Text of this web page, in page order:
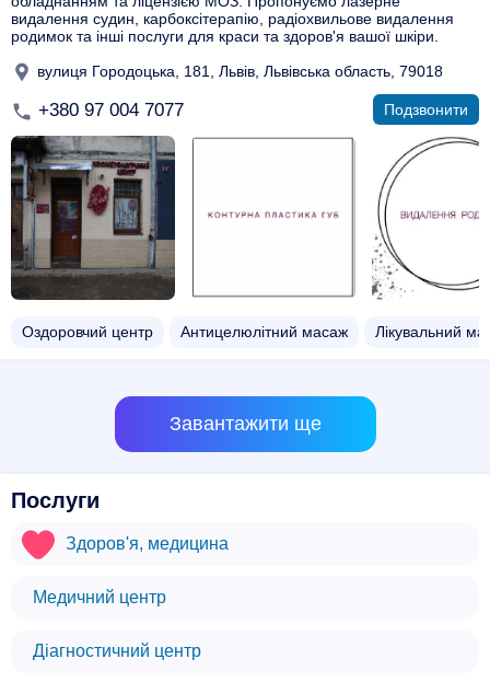
видалення судин, карбоксітерапію, радіохвильове видалення
родимок та інші послуги для краси та здоров'я вашої шкіри.
вулиця Городоцька, 181, Львів, Львівська область, 79018
+380 97 004 7077 Подзвонити
Оздоровчий центр Антицелюлітний масаж Лікувальний
Завантажити ще
Послуги
Здоров'я, медицина
Медичний центр
Діагностичний центр